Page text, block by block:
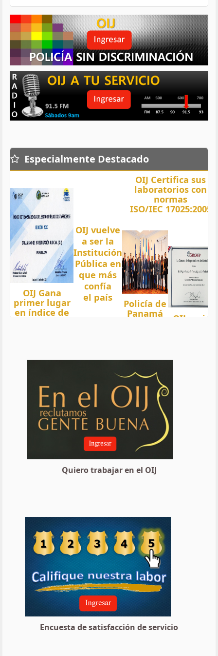
Especialmente Destacado
OIJ Gana
primer lugar
en índice de
OIJ vuelve
a ser la
Institución
Pública en
que más
confía
el país
OIJ Certifica sus
laboratorios con
normas
ISO/IEC 17025:2005
Policía de
Panamá
OIJ mejor
Quiero trabajar en el OIJ
Encuesta de satisfacción de servicio